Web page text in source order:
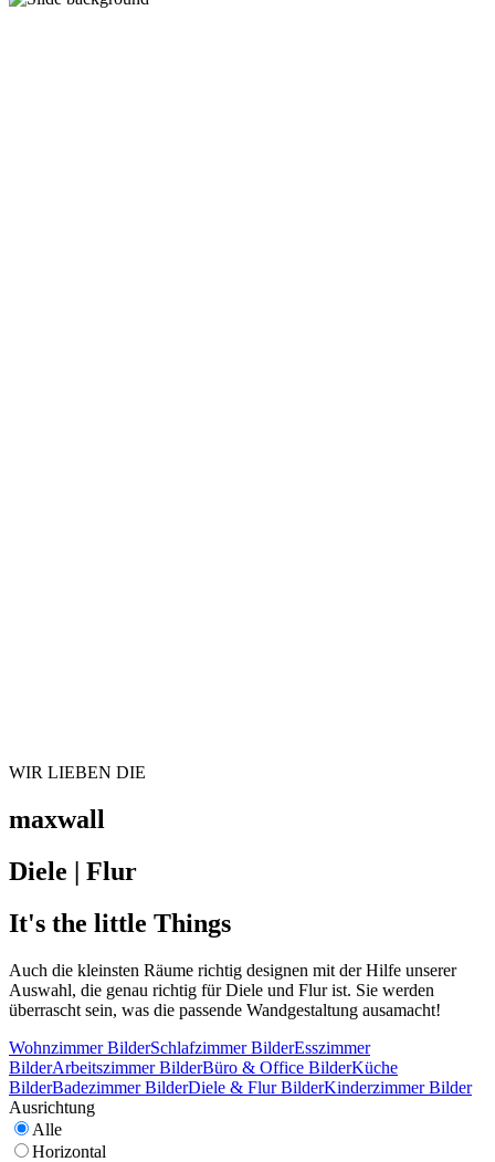
WIR LIEBEN DIE
maxwall
Diele | Flur
It's the little Things
Auch die kleinsten Räume richtig designen mit der Hilfe unserer
Auswahl, die genau richtig für Diele und Flur ist. Sie werden
überrascht sein, was die passende Wandgestaltung ausamacht!
Wohnzimmer BilderSchlafzimmer BilderEsszimmer
BilderArbeitszimmer BilderBüro & Office BilderKüche
BilderBadezimmer BilderDiele & Flur BilderKinderzimmer Bilder
Ausrichtung
Alle
Horizontal